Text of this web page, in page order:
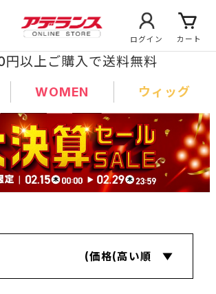
ログイン カート
以上ご購入で送料無料
WOMEN ウィッグ